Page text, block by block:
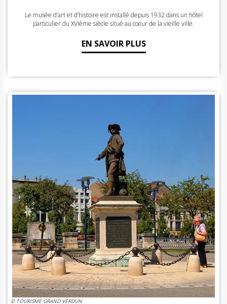
Le musée d’art et d’histoire est installé depuis 1932 dans un hôtel
particulier du XVIème siècle situé au cœur de la vieille ville.
EN SAVOIR PLUS
© TOURISME GRAND VERDUN